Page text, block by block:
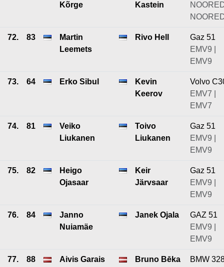
Kõrge
Kastein
72. 83
Martin
Leemets
Rivo Hell
Gaz 51
EMV9 |
EMV9
73. 64 Erko Sibul
Kevin
Keerov
Volvo
EMV7 |
EMV7
74. 81
Veiko
Liukanen
Toivo
Liukanen
Gaz 51
EMV9 |
EMV9
75. 82
Heigo
Ojasaar
Keir
Järvsaar
Gaz 51
EMV9 |
EMV9
76. 84
Janno
Nuiamäe
Janek Ojala
GAZ 51
EMV9 |
EMV9
77. 88 Aivis Garais Bruno Bēka
BMW